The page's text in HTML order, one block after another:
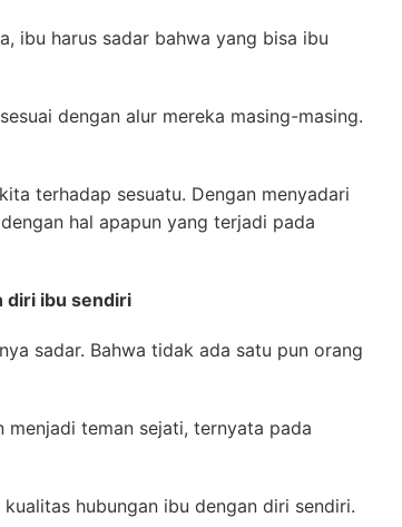
ibu harus sadar bahwa yang bisa ibu
dengan alur mereka masing-masing.
terhadap sesuatu. Dengan menyadari
hal apapun yang terjadi pada
diri ibu sendiri
sadar. Bahwa tidak ada satu pun orang
menjadi teman sejati, ternyata pada
hubungan ibu dengan diri sendiri.